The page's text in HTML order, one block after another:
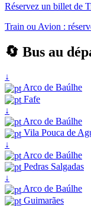
Réservez un billet de
Train ou Avion :
🔄 Bus au
↓
Arco de Baúlhe
Fafe
↓
Arco de Baúlhe
Vila Pouca de
↓
Arco de Baúlhe
Pedras Salgadas
↓
Arco de Baúlhe
Guimarães